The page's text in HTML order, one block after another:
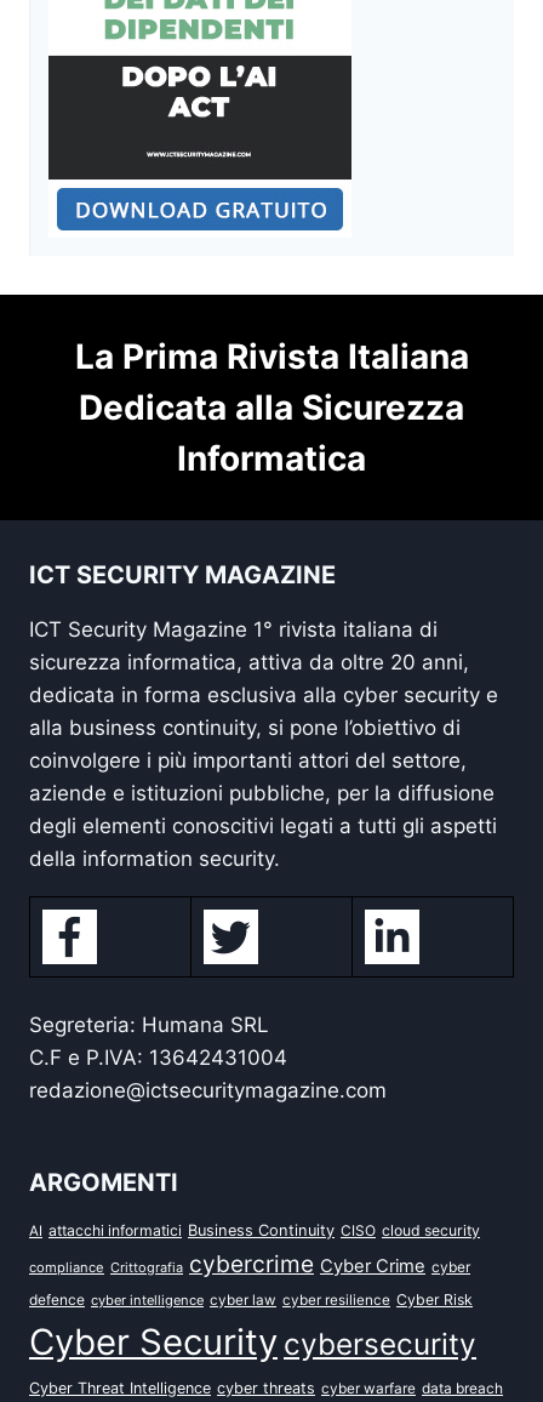
La Prima Rivista Italiana
Dedicata alla Sicurezza
Informatica
ICT SECURITY MAGAZINE
ICT Security Magazine 1° rivista italiana di
sicurezza informatica, attiva da oltre 20 anni,
dedicata in forma esclusiva alla cyber security e
alla business continuity, si pone l’obiettivo di
coinvolgere i più importanti attori del settore,
aziende e istituzioni pubbliche, per la diffusione
degli elementi conoscitivi legati a tutti gli aspetti
della information security.
Segreteria: Humana SRL
C.F e P.IVA: 13642431004
redazione@ictsecuritymagazine.com
ARGOMENTI
AI attacchi informatici Business Continuity CISO cloud security
compliance Crittografia cybercrime Cyber Crime cyber
defence cyber intelligence cyber law cyber resilience Cyber Risk
Cyber Security cybersecurity
Cyber Threat Intelligence cyber threats cyber warfare data breach